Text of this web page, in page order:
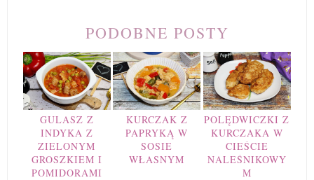
PODOBNE POSTY
GULASZ Z
INDYKA Z
ZIELONYM
GROSZKIEM I
POMIDORAMI
KURCZAK Z
PAPRYKĄ W
SOSIE
WŁASNYM
POLĘDWICZKI Z
KURCZAKA W
CIEŚCIE
NALEŚNIKOWY
M